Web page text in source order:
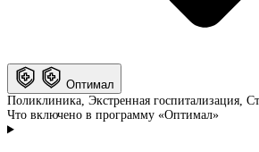
Оптимал
Поликлиника, Экстренная госпитализация,
Что включено в программу «Оптимал»